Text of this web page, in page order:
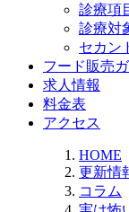
診療項
診療対
セカン
フード販売
求人情報
料金表
アクセス
HOME
更新情
コラム